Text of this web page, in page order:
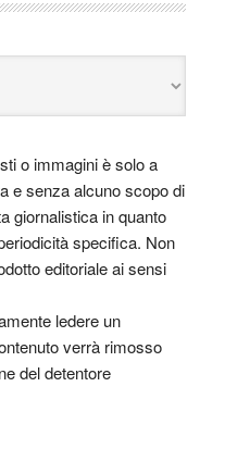
o immagini è solo a
e senza alcuno scopo di
giornalistica in quanto
specifica. Non
editoriale ai sensi
ledere un
verrà rimosso
del detentore